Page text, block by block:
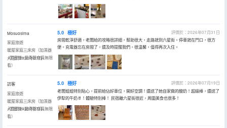
Mosuosima
家庭旅遊
暖屋家庭三床房（加濕器
+閨蜜機+愛奇藝會員無限
看）
入住於2026年07月
5.0 極好
評價於：2026年07月31日
房間乾淨舒適，老闆給的攻略很詳細，幫助很大，走路就到六星街。停車就在門口，很方
便。充電器忘在房間了，還及時提醒我們，很温馨，值得再次入住。
訪客
家庭旅遊
暖屋家庭三床房（加濕器
+閨蜜機+愛奇藝會員無限
看）
入住於2026年07月
5.0 極好
評價於：2026年07月19日
老闆姐姐特別貼心，提前給佔好車位，開好空調！還送了她自家做的酸奶！超級棒，還送了
伊犁的牛奶🥛！體驗特別棒！ 民宿離六星街很近，周圍美食也很多！